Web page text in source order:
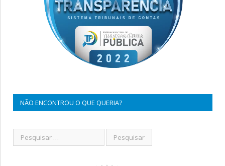
NÃO ENCONTROU O QUE QUERIA?